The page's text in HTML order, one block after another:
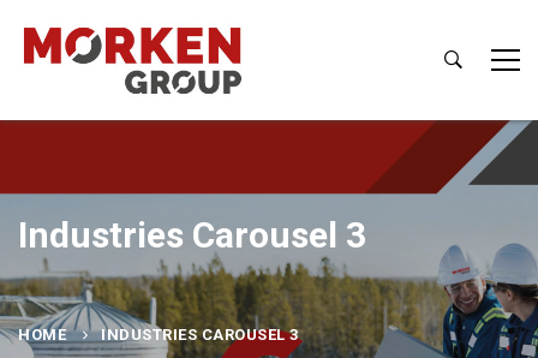
Industries Carousel 3
HOME INDUSTRIES CAROUSEL 3